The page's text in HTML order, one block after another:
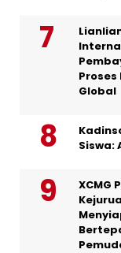
Global
Siswa:
XCMG